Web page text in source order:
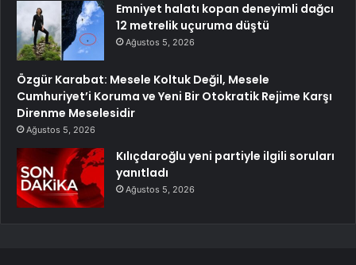
Emniyet halatı kopan deneyimli dağcı
12 metrelik uçuruma düştü
Ağustos 5, 2026
Özgür Karabat: Mesele Koltuk Değil, Mesele
Cumhuriyet’i Koruma ve Yeni Bir Otokratik Rejime Karşı
Direnme Meselesidir
Ağustos 5, 2026
Kılıçdaroğlu yeni partiyle ilgili soruları
yanıtladı
Ağustos 5, 2026